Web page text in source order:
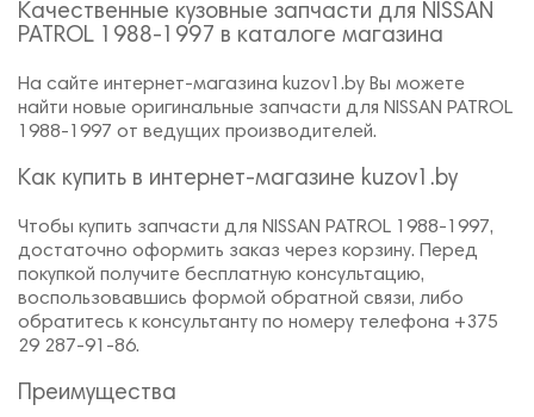
Качественные кузовные запчасти для NISSAN
PATROL 1988-1997 в каталоге магазина
На сайте интернет-магазина kuzov1.by Вы можете
найти новые оригинальные запчасти для NISSAN PATROL
1988-1997 от ведущих производителей.
Как купить в интернет-магазине kuzov1.by
Чтобы купить запчасти для NISSAN PATROL 1988-1997,
достаточно оформить заказ через корзину. Перед
покупкой получите бесплатную консультацию,
воспользовавшись формой обратной связи, либо
обратитесь к консультанту по номеру телефона +375
29 287-91-86.
Преимущества